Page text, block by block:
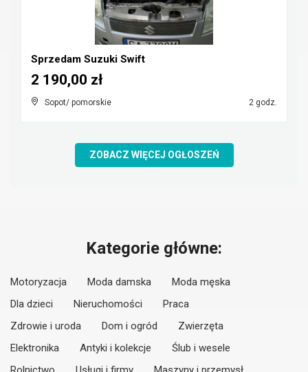
Sprzedam Suzuki Swift
Sopot/ pomorskie 2 godz.
2 190,00 zł
ZOBACZ WIĘCEJ OGŁOSZEŃ
Kategorie główne:
Motoryzacja Moda damska
Moda męska
Dla dzieci
Nieruchomości
Praca
Zdrowie i uroda
Dom i ogród
Zwierzęta
Elektronika
Antyki i kolekcje
Ślub i wesele